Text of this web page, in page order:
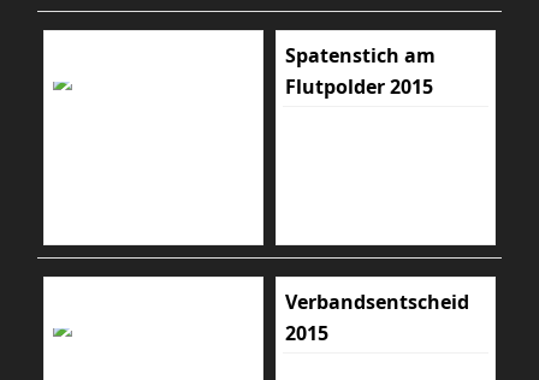
Spatenstich am
Flutpolder 2015
Verbandsentscheid
2015